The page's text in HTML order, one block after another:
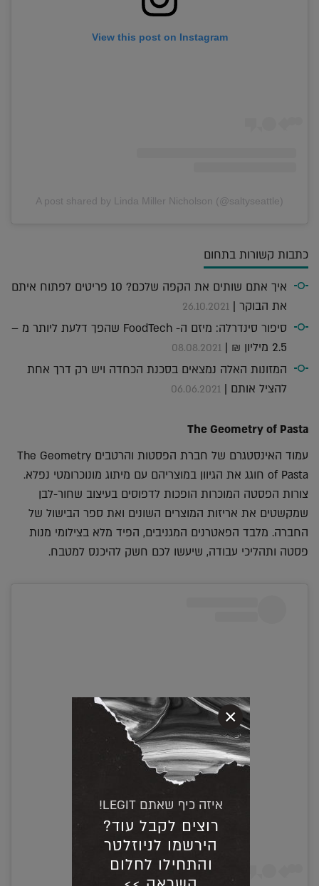
View this post on Instagram
A post shared by Linda Miller Nicholson (@saltyseattle)
כתבות קשורות בתחום
איך אתם שותים את הקפה שלכם? 10 פריטים לפתוח איתם
את הבוקר | 26.10.2021
סיפור סינדרלה: מיזם ה- FoodTech שהפך דלעת ליותר מ –
2.5 מיליון ₪ |
08.08.2021
המזונות האלה נמצאים בסכנת הכחדה ויש רק דרך אחת
להציל אותם | 06.06.2021
The Geometry of Pasta
עמוד האינסטגרם של חברת הפסטות והרטבים The Geometry
of Pasta חוגג את הגיוון במוצריהם עם מיתוג מונוכרומטי נפלא.
צורות הפסטה המוכרות הופכות לדפוסים בעיצוב שחור-לבן
שמקשטים את אריזות המוצרים השונים ואת ספר הבישול של
החברה. מלבד הפאטרנים המגניבים, הפיד מלא בצילומי מנות
פסטה ותהליכי עבודה, שיעשו לכם חשק להיכנס למטבח.
View this post on Instagram
איזה כיף שאתם LEGIT!
רוצים לקבל עוד?
הירשמו לניוזלטר
והתחילו לחלום
×